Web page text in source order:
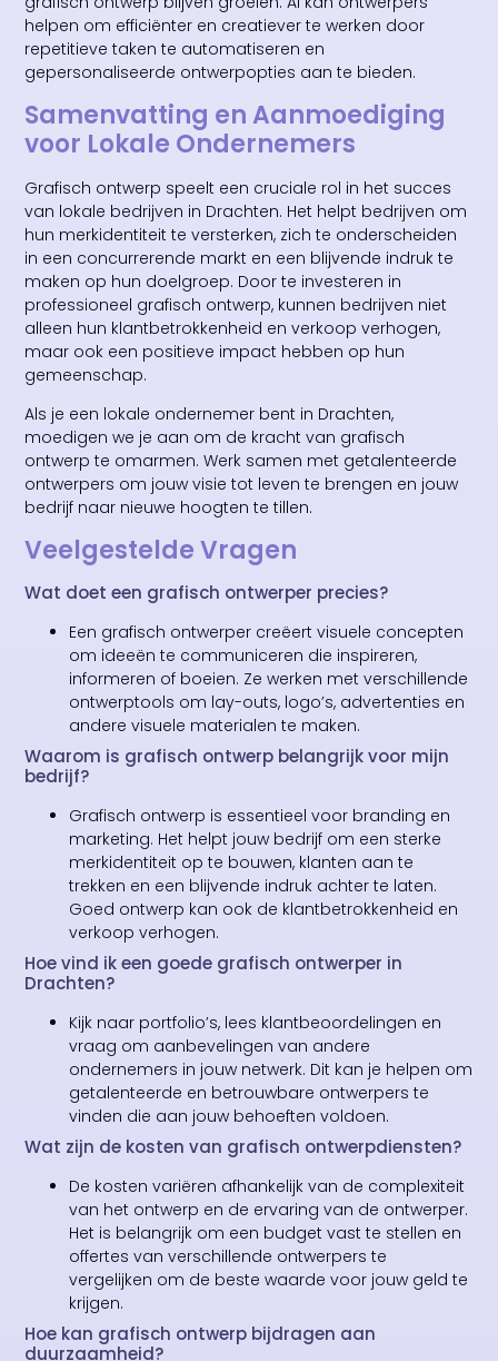
helpen om efficiënter en creatiever te werken door
repetitieve taken te automatiseren en
gepersonaliseerde ontwerpopties aan te bieden.
Samenvatting en Aanmoediging
voor Lokale Ondernemers
Grafisch ontwerp speelt een cruciale rol in het succes
van lokale bedrijven in Drachten. Het helpt bedrijven om
hun merkidentiteit te versterken, zich te onderscheiden
in een concurrerende markt en een blijvende indruk te
maken op hun doelgroep. Door te investeren in
professioneel grafisch ontwerp, kunnen bedrijven niet
alleen hun klantbetrokkenheid en verkoop verhogen,
maar ook een positieve impact hebben op hun
gemeenschap.
Als je een lokale ondernemer bent in Drachten,
moedigen we je aan om de kracht van grafisch
ontwerp te omarmen. Werk samen met getalenteerde
ontwerpers om jouw visie tot leven te brengen en jouw
bedrijf naar nieuwe hoogten te tillen.
Veelgestelde Vragen
Wat doet een grafisch ontwerper precies?
Een grafisch ontwerper creëert visuele concepten
om ideeën te communiceren die inspireren,
informeren of boeien. Ze werken met verschillende
ontwerptools om lay-outs, logo’s, advertenties en
andere visuele materialen te maken.
Waarom is grafisch ontwerp belangrijk voor mijn
bedrijf?
Grafisch ontwerp is essentieel voor branding en
marketing. Het helpt jouw bedrijf om een sterke
merkidentiteit op te bouwen, klanten aan te
trekken en een blijvende indruk achter te laten.
Goed ontwerp kan ook de klantbetrokkenheid en
verkoop verhogen.
Hoe vind ik een goede grafisch ontwerper in
Drachten?
Kijk naar portfolio’s, lees klantbeoordelingen en
vraag om aanbevelingen van andere
ondernemers in jouw netwerk. Dit kan je helpen om
getalenteerde en betrouwbare ontwerpers te
vinden die aan jouw behoeften voldoen.
Wat zijn de kosten van grafisch ontwerpdiensten?
De kosten variëren afhankelijk van de complexiteit
van het ontwerp en de ervaring van de ontwerper.
Het is belangrijk om een budget vast te stellen en
offertes van verschillende ontwerpers te
vergelijken om de beste waarde voor jouw geld te
krijgen.
Hoe kan grafisch ontwerp bijdragen aan
duurzaamheid?